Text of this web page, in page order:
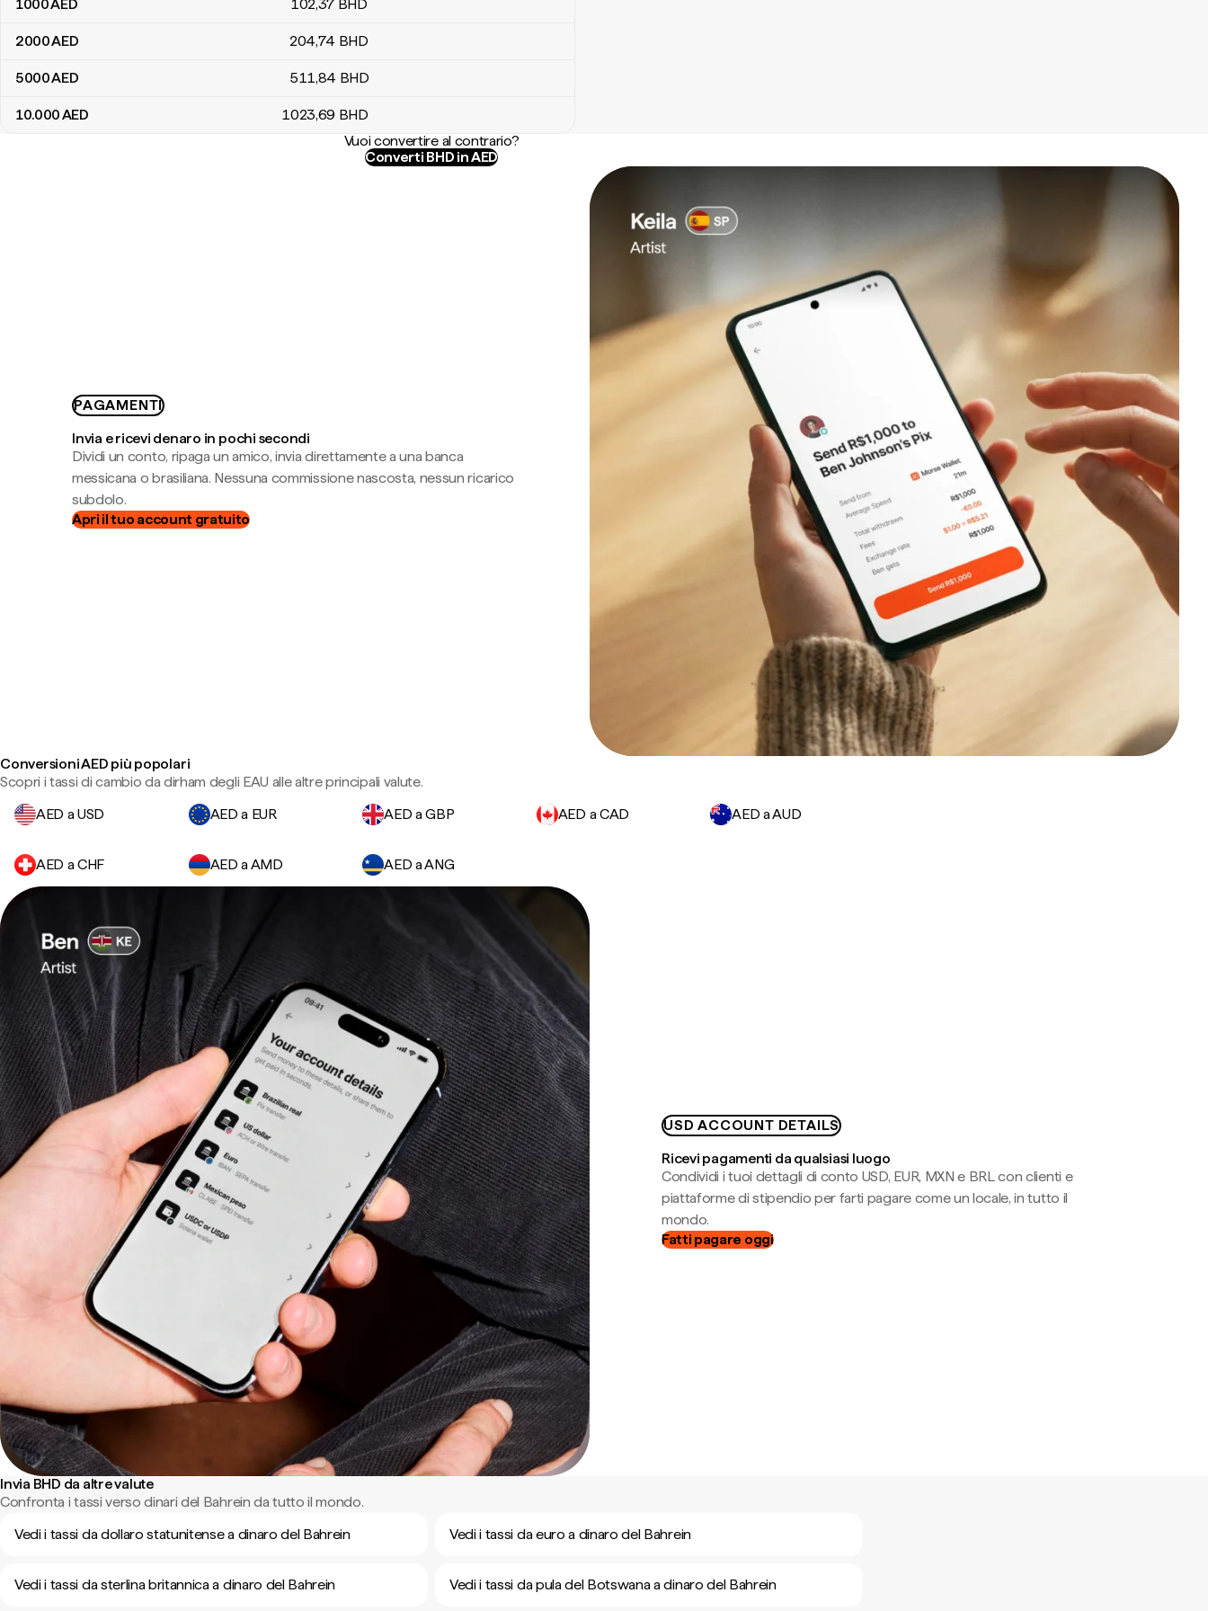
1000AED 102,37 BHD
2000AED 204,74 BHD
5000AED 511,84 BHD
10.000AED 1023,69 BHD
Vuoi convertire al contrario?
Converti BHD in AED
PAGAMENTI
Invia e ricevi denaro in pochi secondi
Dividi un conto, ripaga un amico, invia direttamente a una banca
messicana o brasiliana. Nessuna commissione nascosta, nessun ricarico
subdolo.
Apri il tuo account gratuito
Conversioni AED più popolari
Scopri i tassi di cambio da dirham degli EAU alle altre principali valute.
AED a USD
AED a EUR AED a GBP AED a CAD AED a AUD
AED a CHF AED a AMD AED a ANG
USD ACCOUNT DETAILS
Ricevi pagamenti da qualsiasi luogo
Condividi i tuoi dettagli di conto USD, EUR, MXN e BRL con clienti e
piattaforme di stipendio per farti pagare come un locale, in tutto il
mondo.
Fatti pagare oggi
Invia BHD da altre valute
Confronta i tassi verso dinari del Bahrein da tutto il mondo.
Vedi i tassi da dollaro statunitense a dinaro del Bahrein
Vedi i tassi da euro a dinaro del Bahrein
Vedi i tassi da sterlina britannica a dinaro del Bahrein Vedi i tassi da pula del Botswana a dinaro del Bahrein